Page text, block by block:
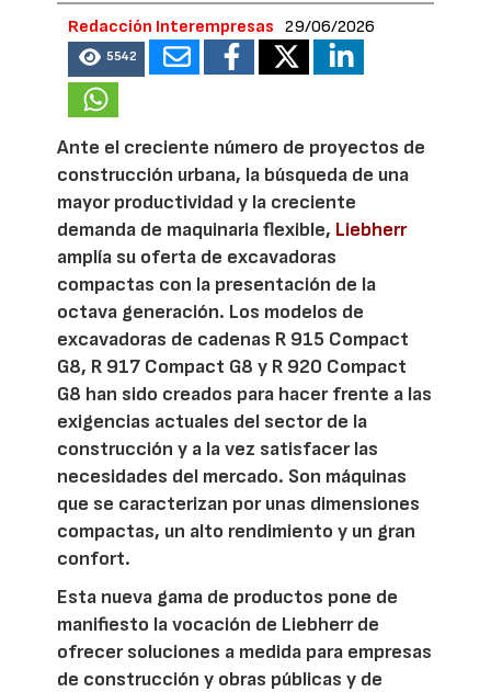
Redacción Interempresas 29/06/2026
5542
Ante el creciente número de proyectos de
construcción urbana, la búsqueda de una
mayor productividad y la creciente
demanda de maquinaria flexible, Liebherr
amplía su oferta de excavadoras
compactas con la presentación de la
octava generación. Los modelos de
excavadoras de cadenas R 915 Compact
G8, R 917 Compact G8 y R 920 Compact
G8 han sido creados para hacer frente a las
exigencias actuales del sector de la
construcción y a la vez satisfacer las
necesidades del mercado. Son máquinas
que se caracterizan por unas dimensiones
compactas, un alto rendimiento y un gran
confort.
Esta nueva gama de productos pone de
manifiesto la vocación de Liebherr de
ofrecer soluciones a medida para empresas
de construcción y obras públicas y de